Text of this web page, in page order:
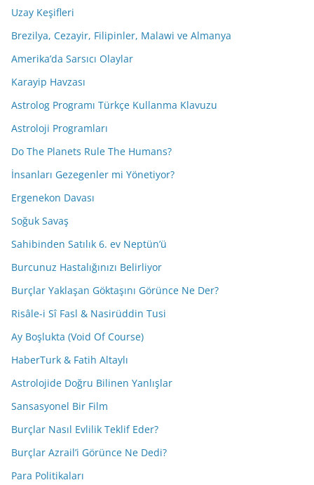
Uzay Keşifleri
Brezilya, Cezayir, Filipinler, Malawi ve Almanya
Amerika’da Sarsıcı Olaylar
Karayip Havzası
Astrolog Programı Türkçe Kullanma Klavuzu
Astroloji Programları
Do The Planets Rule The Humans?
İnsanları Gezegenler mi Yönetiyor?
Ergenekon Davası
Soğuk Savaş
Sahibinden Satılık 6. ev Neptün’ü
Burcunuz Hastalığınızı Belirliyor
Burçlar Yaklaşan Göktaşını Görünce Ne Der?
Risâle-i Sî Fasl & Nasirüddin Tusi
Ay Boşlukta (Void Of Course)
HaberTurk & Fatih Altaylı
Astrolojide Doğru Bilinen Yanlışlar
Sansasyonel Bir Film
Burçlar Nasıl Evlilik Teklif Eder?
Burçlar Azrail’i Görünce Ne Dedi?
Para Politikaları